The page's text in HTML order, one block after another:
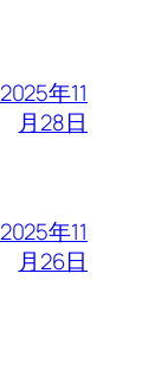
2025年11
月28日
2025年11
月26日